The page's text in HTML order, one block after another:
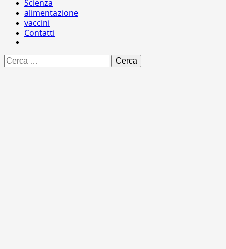
Scienza
alimentazione
vaccini
Contatti
Ricerca
per: